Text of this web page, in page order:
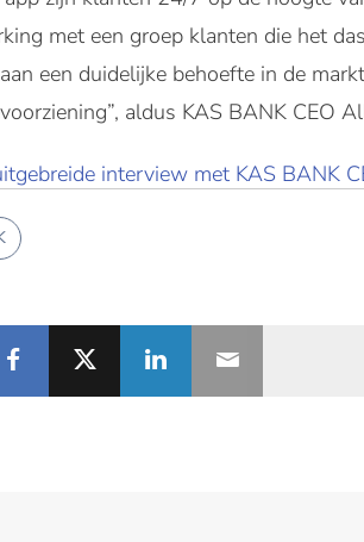
met een groep klanten die het
een duidelijke behoefte in de
aldus KAS BANK CEO
interview met KAS BANK